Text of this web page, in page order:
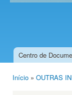
Menu principal
Centro de
Início » OUTRAS